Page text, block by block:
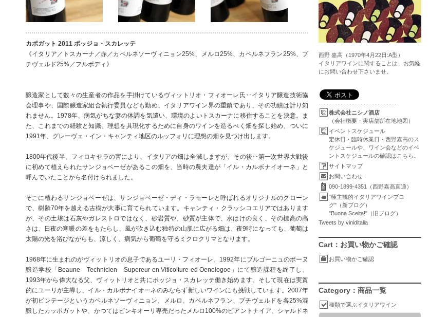
カポガット 2011 ポッジョ・スカレッテ
《イタリア／トスカーナ／赤／カベルネソーヴィニョン25%、メルロ25%、カベルネフラン25%、プ
チヴェルド25%／フルボディ》
醸造家として数々の生産者の作品を手掛けているヴィットリオ・フィオーレ氏‥イタリア醸造技術協
会理事や、国際醸造家組合執行委員なども勤め、イタリアワイン界の重鎮であり、その功績は計り知
れません。1978年、病気がちな妻の体調を気遣い、環境のよいトスカーナに移住することを決意。ま
た、これまでの経験と知識、理想を具現化するために自身のワインを造るべく畑を探し始め、ついに
1991年、グレーヴェ・イン・キャンティ地区のルッフォリに理想の畑を見つけ出します。
1800年代後半、フィロキセラの害により、イタリアの畑は全滅しますが、その後‥第一次世界大戦後
に初めて植えられたサンジョベーゼがあるこの畑を、当時の農夫達が「イル・カルボナイオーネ」と
呼んでいたことから名付けられました。
そこに植わるサンジョベーゼは、サンジョベーゼ・ディ・ラモーレと呼ばれるオリジナルのクローン
で、樹齢70年を越える古樹が大事に育てられています。キャンティ・クラッシコエリアではあります
が、その土壌は石灰やガレストロではなく、砂岩質や、砂質が主体で、水はけの良く、その標高の高
さは、日夜の寒暖の差をもたらし、風が吹き込む独特の山肌に広がる畑は、夜9時になっても、葡萄は
太陽の光を浴びながらも、涼しく、病気から葡萄を守るミクロクリマとなります。
1968年に生まれのがヴィットリオの息子であるユーリ・フィオーレ。1992年にブルゴーニュのボーヌ
醸造学校「Beaune Technicien Supereur en Viticolture ed Oenologoe」にて醸造課程を終了し、
1993年から偉大なる父、ヴィットリオと共にポッジョ・スカレッテ働き始めます。そして現在は実質
的にユーリが主導し、イル・カルボナイオーネのみならず新しいワインにも挑戦しています。2007年
が初ビンテージというカベルネソーヴィニョン、メルロ、カベルネフラン、プチヴェルドを各25%混
醸したカッポガットや、かつてはピンキオーリ専売だったメルロ100%のピアントナイア、シャルドネ
西野 嘉高（1970年4月22日:A型）
イタリアワインに関することは、お気軽
にお問い合わせ下さいませ。
株式会社ニシノ酒店
（会社概要・実店舗所在地地図）
イベントスケジュール
定休日・臨時休業日・西野嘉高のス
ケジュールや、ワイン会などのイベ
ントスケジュールの確認はこちら。
サイトマップ
お問い合わせ
090-1899-4351（西野嘉高直通）
"極主観的イタリアワインブロ
グ"（新ブログ）
"Buona Scelta!"（旧ブログ）
Tweets by viniditalia
Cart：お買い物かご確認
お買い物かご確認
Category：商品一覧
種類で選ぶイタリアワイン